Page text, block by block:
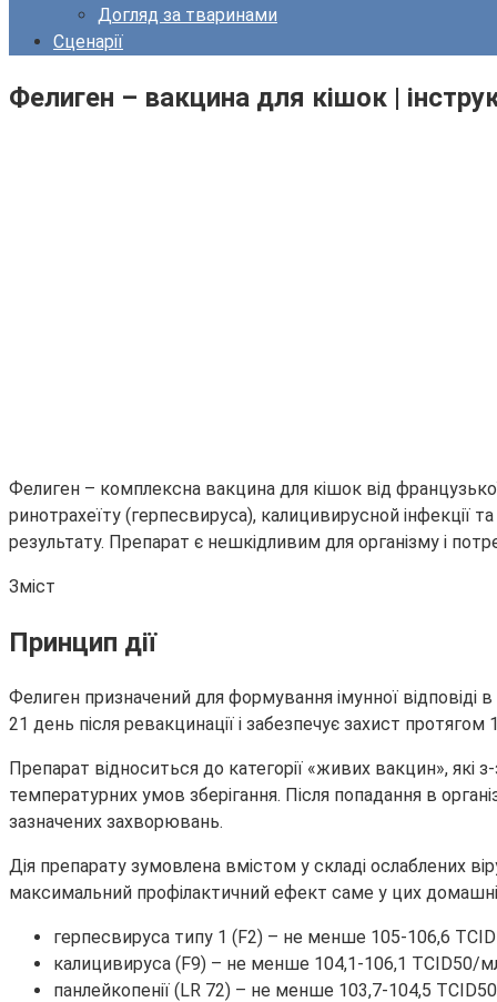
Догляд за тваринами
Сценарії
Фелиген – вакцина для кішок |
Фелиген – комплексна вакцина для кішок від
ринотрахеїту (герпесвируса), калицивирусной інфекції
результату. Препарат є нешкідливим для організму і
Зміст
Принцип дії
Фелиген призначений для формування імунної відповіді в
21 день після ревакцинації і забезпечує захист протягом
Препарат відноситься до категорії «живих вакцин», які
температурних умов зберігання. Після попадання в
зазначених захворювань.
Дія препарату зумовлена вмістом у складі ослаблених
максимальний профілактичний ефект саме у цих
герпесвируса типу 1 (F2) – не менше 105-106,6
калицивируса (F9) – не менше 104,1-106,1 TCID50/
панлейкопенії (LR 72) – не менше 103,7-104,5